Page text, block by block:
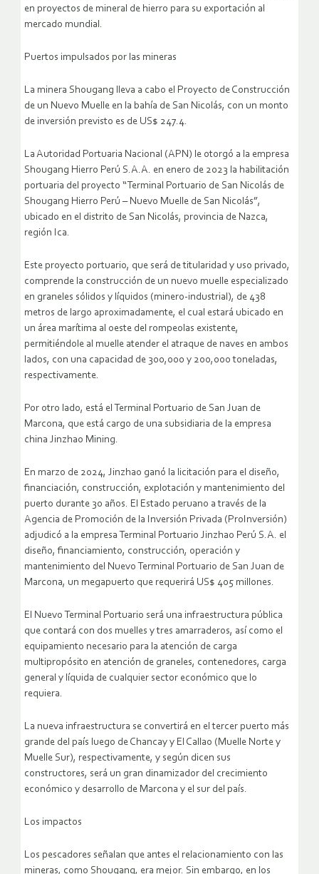
en proyectos de mineral de hierro para su exportación al
mercado mundial.
Puertos impulsados por las mineras
La minera Shougang lleva a cabo el Proyecto de Construcción
de un Nuevo Muelle en la bahía de San Nicolás, con un monto
de inversión previsto es de US$ 247.4.
La Autoridad Portuaria Nacional (APN) le otorgó a la empresa
Shougang Hierro Perú S.A.A. en enero de 2023 la habilitación
portuaria del proyecto “Terminal Portuario de San Nicolás de
Shougang Hierro Perú – Nuevo Muelle de San Nicolás”,
ubicado en el distrito de San Nicolás, provincia de Nazca,
región Ica.
Este proyecto portuario, que será de titularidad y uso privado,
comprende la construcción de un nuevo muelle especializado
en graneles sólidos y líquidos (minero-industrial), de 438
metros de largo aproximadamente, el cual estará ubicado en
un área marítima al oeste del rompeolas existente,
permitiéndole al muelle atender el atraque de naves en ambos
lados, con una capacidad de 300,000 y 200,000 toneladas,
respectivamente.
Por otro lado, está el Terminal Portuario de San Juan de
Marcona, que está cargo de una subsidiaria de la empresa
china Jinzhao Mining.
En marzo de 2024, Jinzhao ganó la licitación para el diseño,
financiación, construcción, explotación y mantenimiento del
puerto durante 30 años. El Estado peruano a través de la
Agencia de Promoción de la Inversión Privada (ProInversión)
adjudicó a la empresa Terminal Portuario Jinzhao Perú S.A. el
diseño, financiamiento, construcción, operación y
mantenimiento del Nuevo Terminal Portuario de San Juan de
Marcona, un megapuerto que requerirá US$ 405 millones.
El Nuevo Terminal Portuario será una infraestructura pública
que contará con dos muelles y tres amarraderos, así como el
equipamiento necesario para la atención de carga
multipropósito en atención de graneles, contenedores, carga
general y líquida de cualquier sector económico que lo
requiera.
La nueva infraestructura se convertirá en el tercer puerto más
grande del país luego de Chancay y El Callao (Muelle Norte y
Muelle Sur), respectivamente, y según dicen sus
constructores, será un gran dinamizador del crecimiento
económico y desarrollo de Marcona y el sur del país.
Los impactos
Los pescadores señalan que antes el relacionamiento con las
mineras, como Shougang, era mejor. Sin embargo, en los